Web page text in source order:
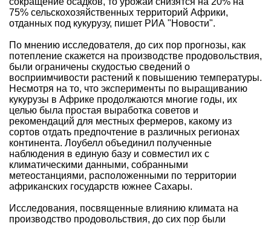
75% сельскохозяйственных территорий Африки,
отданных под кукурузу, пишет РИА "Новости".
По мнению исследователя, до сих пор прогнозы, как
потепление скажется на производстве продовольствия,
были ограничены скудостью сведений о
восприимчивости растений к повышению температуры.
Несмотря на то, что эксперименты по выращиванию
кукурузы в Африке продолжаются многие годы, их
целью была простая выработка советов и
рекомендаций для местных фермеров, какому из
сортов отдать предпочтение в различных регионах
континента. Лоубелл объединил полученные
наблюдения в единую базу и совместил их с
климатическими данными, собранными
метеостанциями, расположенными по территории
африканских государств южнее Сахары.
Исследования, посвященные влиянию климата на
производство продовольствия, до сих пор были